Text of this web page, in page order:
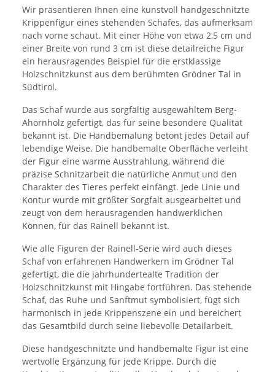
Wir präsentieren Ihnen eine kunstvoll handgeschnitzte
Krippenfigur eines stehenden Schafes, das aufmerksam
nach vorne schaut. Mit einer Höhe von etwa 2,5 cm und
einer Breite von rund 3 cm ist diese detailreiche Figur
ein herausragendes Beispiel für die erstklassige
Holzschnitzkunst aus dem berühmten Grödner Tal in
Südtirol.
Das Schaf wurde aus sorgfältig ausgewähltem Berg-
Ahornholz gefertigt, das für seine besondere Qualität
bekannt ist. Die Handbemalung betont jedes Detail auf
lebendige Weise. Die handbemalte Oberfläche verleiht
der Figur eine warme Ausstrahlung, während die
präzise Schnitzarbeit die natürliche Anmut und den
Charakter des Tieres perfekt einfängt. Jede Linie und
Kontur wurde mit größter Sorgfalt ausgearbeitet und
zeugt von dem herausragenden handwerklichen
Können, für das Rainell bekannt ist.
Wie alle Figuren der Rainell-Serie wird auch dieses
Schaf von erfahrenen Handwerkern im Grödner Tal
gefertigt, die die jahrhundertealte Tradition der
Holzschnitzkunst mit Hingabe fortführen. Das stehende
Schaf, das Ruhe und Sanftmut symbolisiert, fügt sich
harmonisch in jede Krippenszene ein und bereichert
das Gesamtbild durch seine liebevolle Detailarbeit.
Diese handgeschnitzte und handbemalte Figur ist eine
wertvolle Ergänzung für jede Krippe. Durch die